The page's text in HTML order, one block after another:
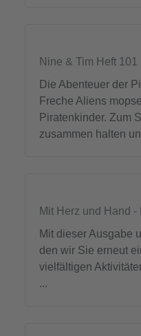
Nine & Tim Heft 101
Die Abenteuer der
Freche Aliens
Piratenkinder. Zum
zusammen halten
Mit Herz und Hand -
Mit dieser Ausgabe
den wir Sie erneut
vielfältigen
...